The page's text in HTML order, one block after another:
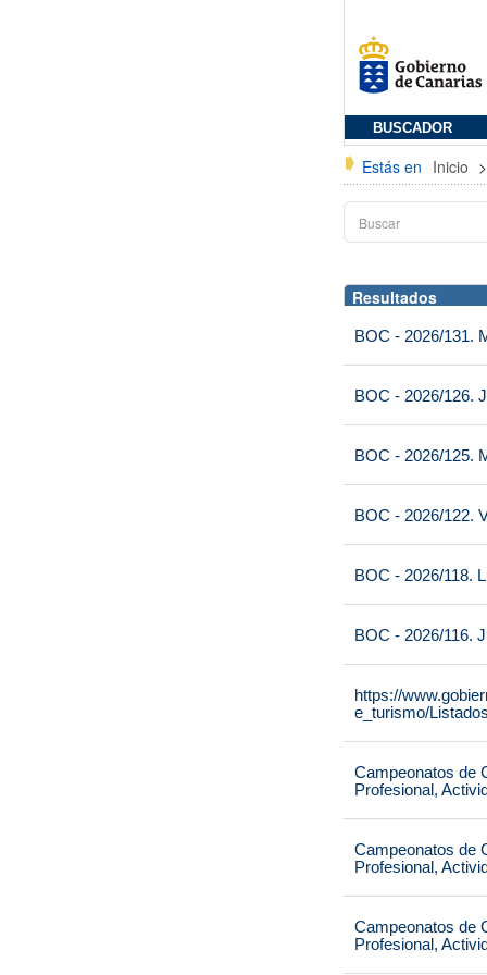
BUSCADOR
Estás en Inicio
Resultados
BOC - 2026/131.
BOC - 2026/126.
BOC - 2026/125.
BOC - 2026/122.
BOC - 2026/118.
BOC - 2026/116.
https://
e_turismo/
Campeonatos de
Profesional,
Campeonatos de
Profesional,
Campeonatos de
Profesional,